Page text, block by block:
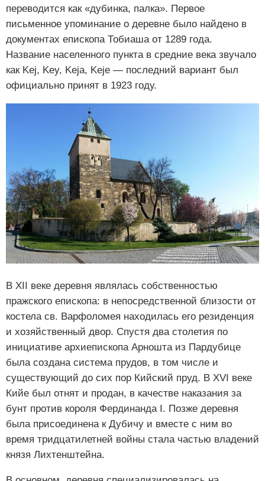
переводится как «дубинка, палка». Первое
письменное упоминание о деревне было найдено в
документах епископа Тобиаша от 1289 года.
Название населенного пункта в средние века звучало
как Kej, Key, Keja, Keje — последний вариант был
официально принят в 1923 году.
В XII веке деревня являлась собственностью
пражского епископа: в непосредственной близости от
костела св. Варфоломея находилась его резиденция
и хозяйственный двор. Спустя два столетия по
инициативе архиепископа Арношта из Пардубице
была создана система прудов, в том числе и
существующий до сих пор Кийский пруд. В XVI веке
Кийе был отнят и продан, в качестве наказания за
бунт против короля Фердинанда I. Позже деревня
была присоединена к Дубичу и вместе с ним во
время тридцатилетней войны стала частью владений
князя Лихтенштейна.